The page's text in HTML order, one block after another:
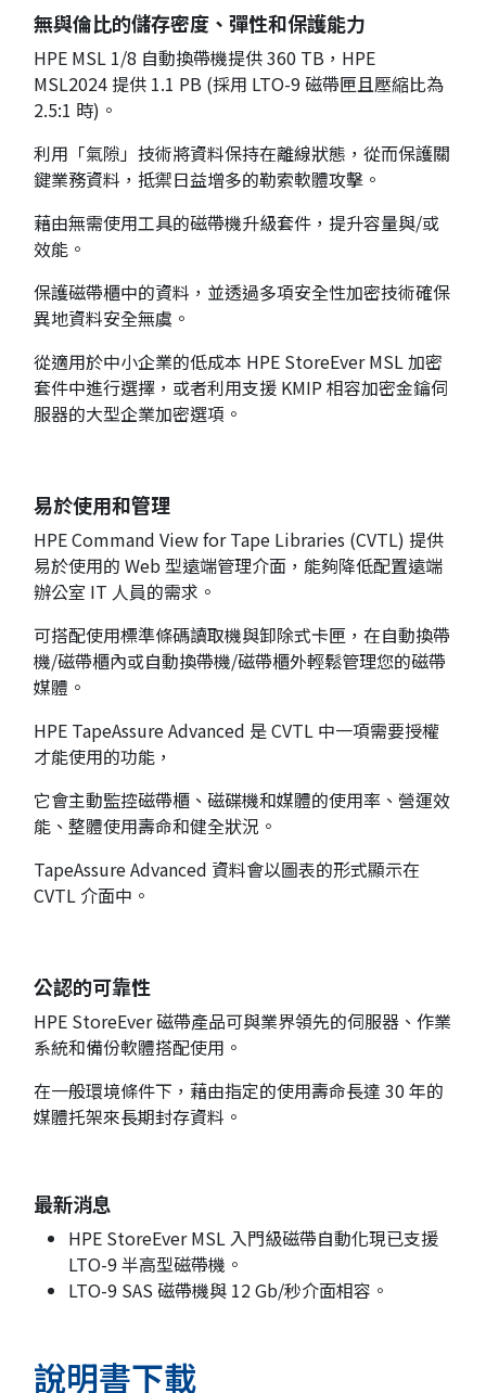
無與倫比的儲存密度、彈性和保護能力
HPE MSL 1/8 自動換帶機提供 360 TB，HPE
MSL2024 提供 1.1 PB (採用 LTO-9 磁帶匣且壓縮比為
2.5:1 時)。
利用「氣隙」技術將資料保持在離線狀態，從而保護關
鍵業務資料，抵禦日益增多的勒索軟體攻擊。
藉由無需使用工具的磁帶機升級套件，提升容量與/或
效能。
保護磁帶櫃中的資料，並透過多項安全性加密技術確保
異地資料安全無虞。
從適用於中小企業的低成本 HPE StoreEver MSL 加密
套件中進行選擇，或者利用支援 KMIP 相容加密金鑰伺
服器的大型企業加密選項。
易於使用和管理
HPE Command View for Tape Libraries (CVTL) 提供
易於使用的 Web 型遠端管理介面，能夠降低配置遠端
辦公室 IT 人員的需求。
可搭配使用標準條碼讀取機與卸除式卡匣，在自動換帶
機/磁帶櫃內或自動換帶機/磁帶櫃外輕鬆管理您的磁帶
媒體。
HPE TapeAssure Advanced 是 CVTL 中一項需要授權
才能使用的功能，
它會主動監控磁帶櫃、磁碟機和媒體的使用率、營運效
能、整體使用壽命和健全狀況。
TapeAssure Advanced 資料會以圖表的形式顯示在
CVTL 介面中。
公認的可靠性
HPE StoreEver 磁帶產品可與業界領先的伺服器、作業
系統和備份軟體搭配使用。
在一般環境條件下，藉由指定的使用壽命長達 30 年的
媒體托架來長期封存資料。
最新消息
HPE StoreEver MSL 入門級磁帶自動化現已支援
LTO-9 半高型磁帶機。
LTO-9 SAS 磁帶機與 12 Gb/秒介面相容。
說明書下載